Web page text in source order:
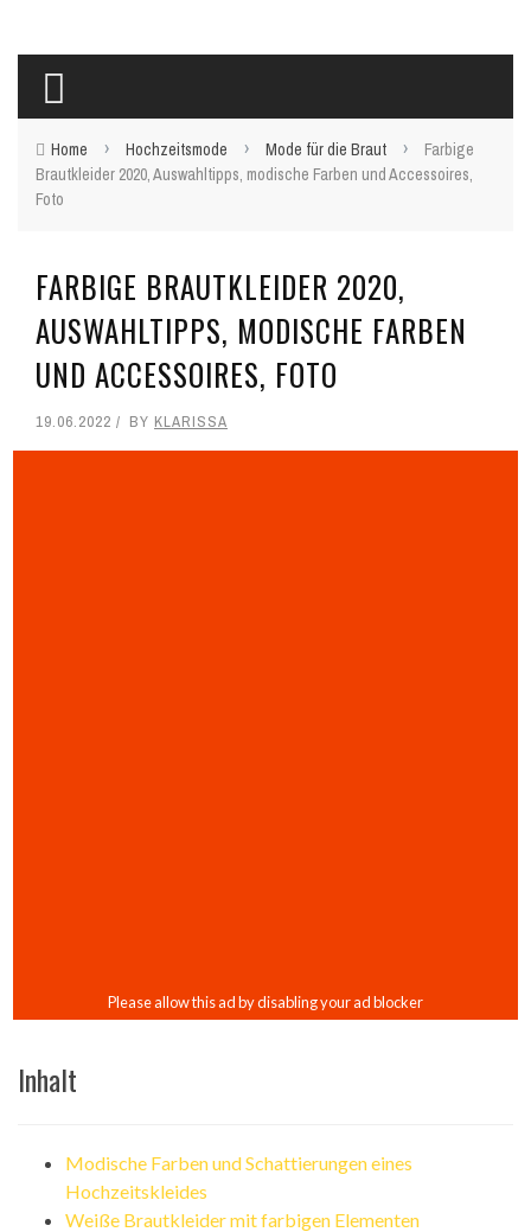
Home › Hochzeitsmode › Mode für die Braut ›
Farbige
Brautkleider 2020, Auswahltipps, modische Farben und Accessoires,
Foto
FARBIGE BRAUTKLEIDER 2020,
AUSWAHLTIPPS, MODISCHE FARBEN
UND ACCESSOIRES, FOTO
19.06.2022 BY KLARISSA
Inhalt
Modische Farben und Schattierungen eines
Hochzeitskleides
Weiße Brautkleider mit farbigen Elementen